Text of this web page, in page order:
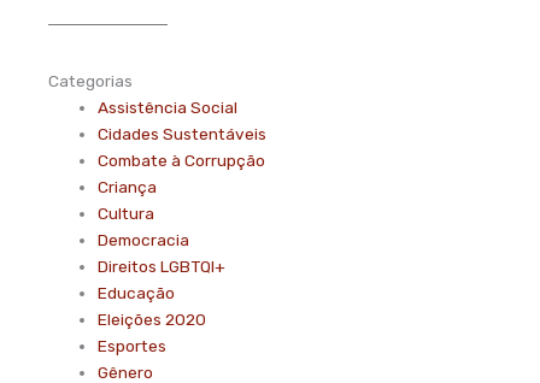
Categorias
Assistência Social
Cidades Sustentáveis
Combate à Corrupção
Criança
Cultura
Democracia
Direitos LGBTQI+
Educação
Eleições 2020
Esportes
Gênero